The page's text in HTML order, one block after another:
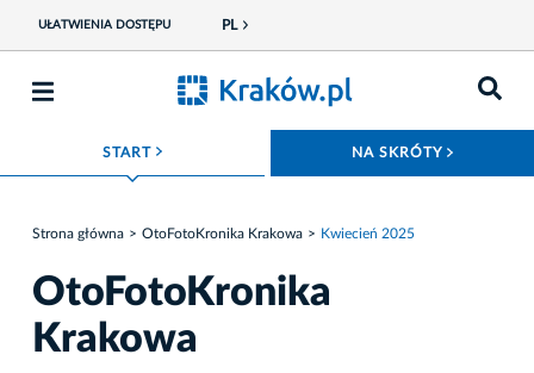
UŁATWIENIA DOSTĘPU PL
START ROZWIŃ MENU NA SKRÓTY
Strona główna OtoFotoKronika Krakowa Kwiecień 2025
OtoFotoKronika
Krakowa